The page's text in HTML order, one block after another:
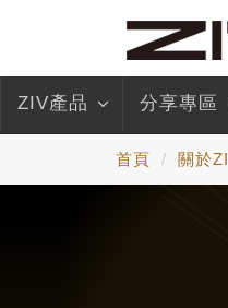
ZIV產品 分享專區
首頁 關於